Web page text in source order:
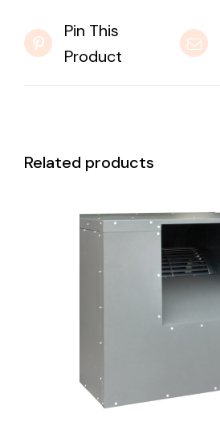
Pin This
Product
Related products
DETAILS